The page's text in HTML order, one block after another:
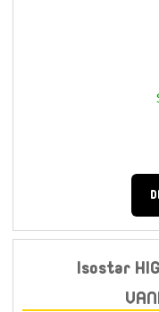
Isostar